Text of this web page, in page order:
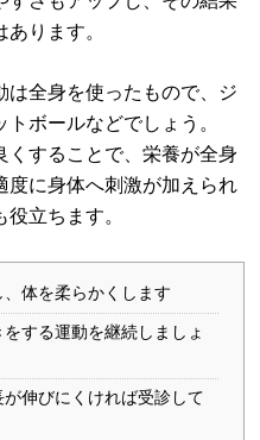
ります。
は全身を使ったもので、ジ
ボールなどでしょう。
くすることで、栄養が全身
度に身体へ刺激が加えられ
立ちます。
体を柔らかくします
する運動を継続しましょ
伸びにくければ受診して